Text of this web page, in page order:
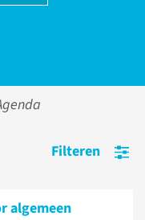
Filteren
algemeen